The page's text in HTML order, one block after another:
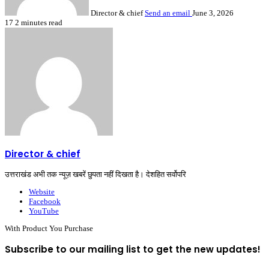
Director & chief Send an email June 3, 2026
17 2 minutes read
Director & chief
उत्तराखंड अभी तक न्यूज़ खबरें छुपता नहीं दिखता है। देशहित सर्वोपरि
Website
Facebook
YouTube
With Product You Purchase
Subscribe to our mailing list to get the new updates!